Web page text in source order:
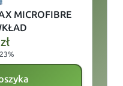
MICROFIBRE
zł